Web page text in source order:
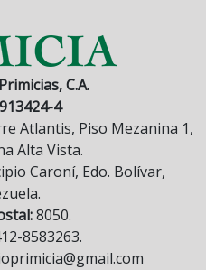
C.A.
4
Atlantis, Piso Mezanina 1,
Alta Vista.
Caroní, Edo. Bolívar,
8050.
8583263.